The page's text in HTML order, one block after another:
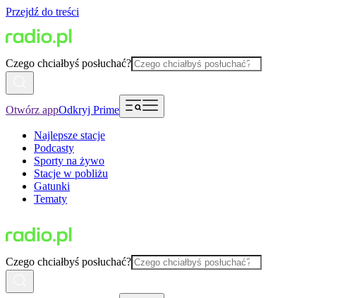
Przejdź do treści
Czego chciałbyś posłuchać?
Otwórz appOdkryj Prime
Najlepsze stacje
Podcasty
Sporty na żywo
Stacje w pobliżu
Gatunki
Tematy
Czego chciałbyś posłuchać?